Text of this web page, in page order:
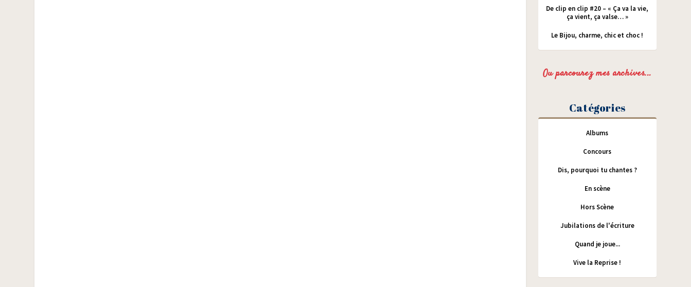
De clip en clip #20 – « Ça va la vie,
ça vient, ça valse… »
Le Bijou, charme, chic et choc !
Ou parcourez mes archives...
Catégories
Albums
Concours
Dis, pourquoi tu chantes ?
En scène
Hors Scène
Jubilations de l'écriture
Quand je joue...
Vive la Reprise !